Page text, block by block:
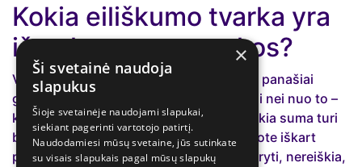
Kokia eiliškumo tvarka yra
išmokamos permokos?
VMI, kaip ir Sodra, išmokas, permokas ir panašiai
grąžina atsitiktine tvarka nepriklausomai nei nuo to –
kada žmogus deklaravo pajamas, nei kokia suma turi
būti jam išmokama. Taigi, jeigu deklaravote iškart
pirmą dieną, kai tik tai buvo galima padaryti, nereiškia,
×
Ši svetainė naudoja
slapukus
Šioje svetainėje naudojami slapukai,
siekiant pagerinti vartotojo patirtį.
Naudodamiesi mūsų svetaine, jūs sutinkate
su visais slapukais pagal mūsų slapukų